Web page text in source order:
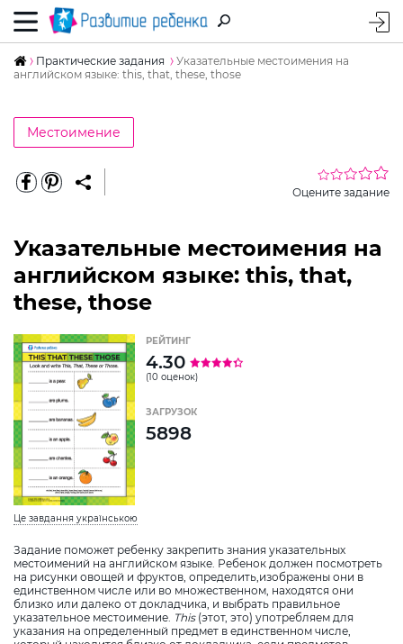
Практические задания
Указательные местоимения на
английском языке: this, that, these, those
Местоимение
Оцените задание
Указательные местоимения на
английском языке: this, that,
these, those
Це завдання українською
Задание поможет ребенку закрепить знания указательных
местоимений на английском языке. Ребенок должен посмотреть
на рисунки овощей и фруктов, определить,изображены они в
единственном числе или во множественном, находятся они
близко или далеко от докладчика, и выбрать правильное
указательное местоимение. This(этот, это) употребляем для
указания на определенный предмет в единственном числе,
РЕЙТИНГ
4.30
(10 оценок)
ЗАГРУЗОК
5898